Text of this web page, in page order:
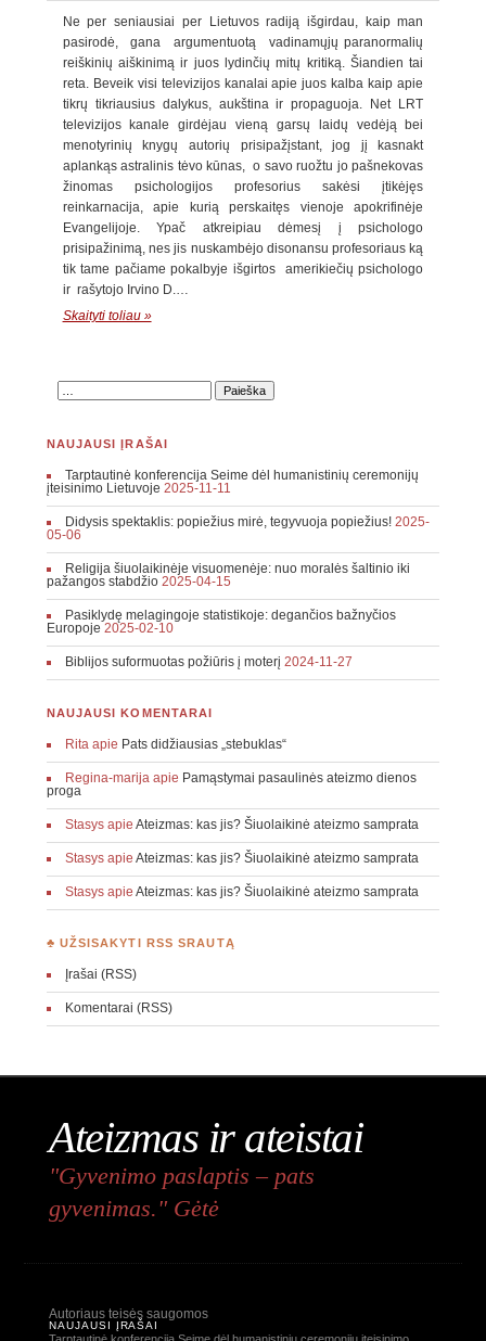
Ne per seniausiai per Lietuvos radiją išgirdau, kaip man
pasirodė, gana argumentuotą vadinamųjų paranormalių
reiškinių aiškinimą ir juos lydinčių mitų kritiką. Šiandien tai
reta. Beveik visi televizijos kanalai apie juos kalba kaip apie
tikrų tikriausius dalykus, aukština ir propaguoja. Net LRT
televizijos kanale girdėjau vieną garsų laidų vedėją bei
menotyrinių knygų autorių prisipažįstant, jog jį kasnakt
aplankąs astralinis tėvo kūnas, o savo ruožtu jo pašnekovas
žinomas psichologijos profesorius sakėsi įtikėjęs
reinkarnacija, apie kurią perskaitęs vienoje apokrifinėje
Evangelijoje. Ypač atkreipiau dėmesį į psichologo
prisipažinimą, nes jis nuskambėjo disonansu profesoriaus ką
tik tame pačiame pokalbyje išgirtos amerikiečių psichologo
ir rašytojo Irvino D.…
Skaityti toliau »
NAUJAUSI ĮRAŠAI
Tarptautinė konferencija Seime dėl humanistinių ceremonijų
įteisinimo Lietuvoje 2025-11-11
Didysis spektaklis: popiežius mirė, tegyvuoja popiežius! 2025-
05-06
Religija šiuolaikinėje visuomenėje: nuo moralės šaltinio iki
pažangos stabdžio 2025-04-15
Pasiklydę melagingoje statistikoje: degančios bažnyčios
Europoje 2025-02-10
Biblijos suformuotas požiūris į moterį 2024-11-27
NAUJAUSI KOMENTARAI
Ritaapie Pats didžiausias „stebuklas“
Regina-marijaapie Pamąstymai pasaulinės ateizmo dienos
proga
Stasysapie Ateizmas: kas jis? Šiuolaikinė ateizmo samprata
Stasysapie Ateizmas: kas jis? Šiuolaikinė ateizmo samprata
Stasysapie Ateizmas: kas jis? Šiuolaikinė ateizmo samprata
♣ UŽSISAKYTI RSS SRAUTĄ
Įrašai (RSS)
Komentarai (RSS)
Ateizmas ir ateistai
"Gyvenimo paslaptis – pats
gyvenimas." Gėtė
Autoriaus teisės saugomos
NAUJAUSI ĮRAŠAI